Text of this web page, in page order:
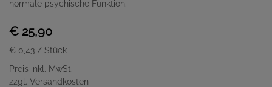
normale psychische Funktion.
€ 25,90
€ 0,43 / Stück
Preis inkl. MwSt.
zzgl. Versandkosten